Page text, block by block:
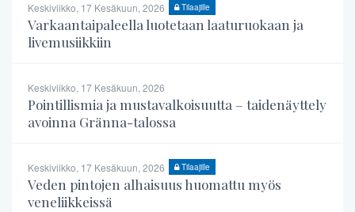
Keskiviikko, 17 Kesäkuun, 2026 Tilaajille
Varkaantaipaleella luotetaan laaturuokaan ja
livemusiikkiin
Keskiviikko, 17 Kesäkuun, 2026
Pointillismia ja mustavalkoisuutta – taidenäyttely
avoinna Gränna-talossa
Keskiviikko, 17 Kesäkuun, 2026 Tilaajille
Veden pintojen alhaisuus huomattu myös
veneliikkeissä